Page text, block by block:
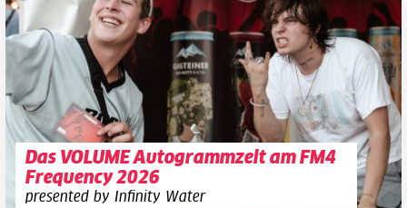
Das VOLUME Autogrammzelt am FM4
Frequency 2026
presented by Infinity Water